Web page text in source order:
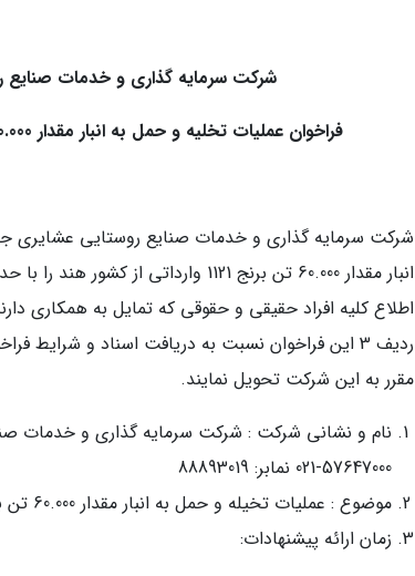
شرکت سرمایه گذاری و خدمات صنایع
فراخوان عملیات تخلیه و حمل به انبار مقدار 60.000 تن برنج وارداتی از کشور هند
شرکت سرمایه گذاری و خدمات صنایع روستایی عشایری
انبار مقدار 60.000 تن برنج 1121
اطلاع کلیه افراد حقیقی و حقوقی که تمایل به همکاری
ردیف 3 این فراخوان نسبت به دریافت اسناد و شرایط
مقرر به این شرکت تحویل نمایند.
نام و نشانی شرکت : شرکت سرمایه گذاری و خدمات
57647000-021 نمابر: 88893019
موضوع : عملیات تخیله و حمل به انبار مقدار 60.000 تن برنج 1121 هندی
زمان ارائه پیشنهادات: